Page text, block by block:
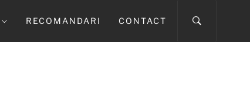
RECOMANDARI CONTACT